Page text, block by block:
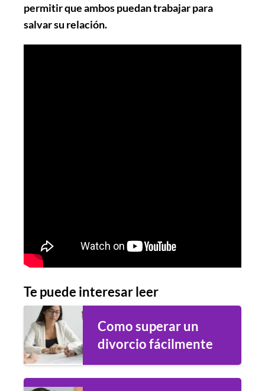
permitir que ambos puedan trabajar para
salvar su relación.
Te puede interesar leer
Como superar un
divorcio fácilmente